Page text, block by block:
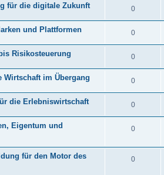
für die digitale Zukunft 0
und Plattformen 0
Risikosteuerung 0
im Übergang 0
die Erlebniswirtschaft 0
Eigentum und
0
für den Motor des
0